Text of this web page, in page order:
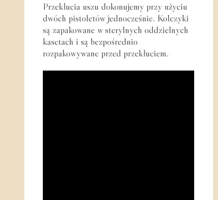
Przekłucia uszu dokonujemy przy użyciu
dwóch pistoletów jednocześnie. Kolczyki
są zapakowane w sterylnych oddzielnych
kasetach i są bezpośrednio
rozpakowywane przed przekłuciem.